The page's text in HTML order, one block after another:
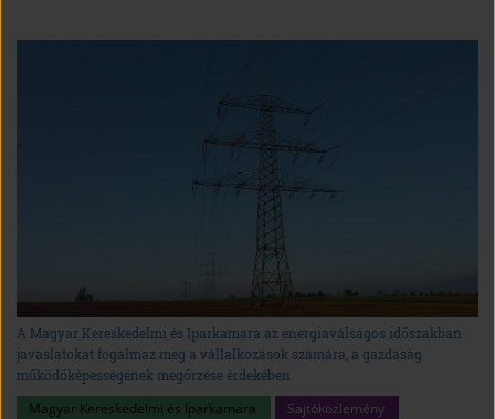
A Magyar Kereskedelmi és Iparkamara az energiaválságos időszakban
javaslatokat fogalmaz meg a vállalkozások számára, a gazdaság
működőképességének megőrzése érdekében
Magyar Kereskedelmi és Iparkamara Sajtóközlemény